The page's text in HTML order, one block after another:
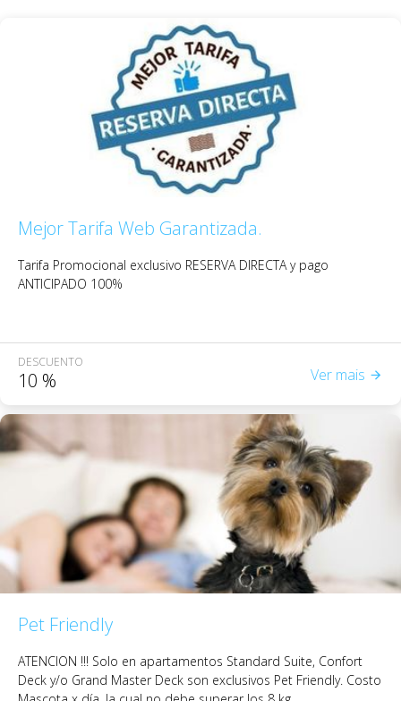
Mejor Tarifa Web Garantizada.
Tarifa Promocional exclusivo RESERVA DIRECTAy pago
ANTICIPADO 100%
DESCUENTO
10 % Ver mais
Pet Friendly
ATENCION !!! Solo en apartamentos Standard Suite, Confort
Deck y/o Grand Master Deck son exclusivos Pet Friendly. Costo